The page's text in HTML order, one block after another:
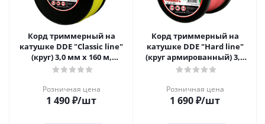
Корд триммерный на
катушке DDE "Classic line"
(круг) 3,0 мм х 160 м,
желтый
Розничная цена
1 490₽/шт
Корд триммерный на
катушке DDE "Hard line"
(круг армированный) 3,0
мм х 120 м, серый/
Розничная цена
1 690₽/шт